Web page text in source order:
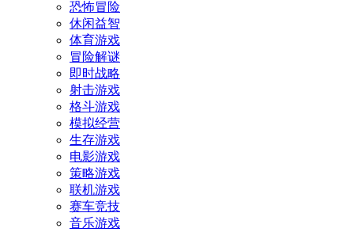
恐怖冒险
休闲益智
体育游戏
冒险解谜
即时战略
射击游戏
格斗游戏
模拟经营
生存游戏
电影游戏
策略游戏
联机游戏
赛车竞技
音乐游戏